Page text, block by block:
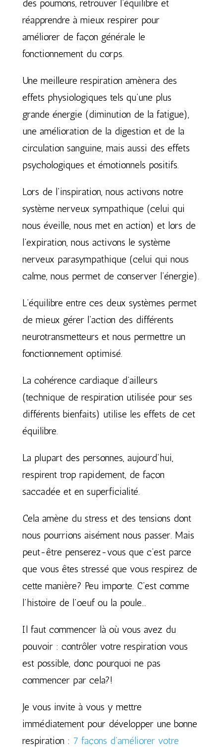
des poumons, retrouver l’équilibre et
réapprendre à mieux respirer pour
améliorer de façon générale le
fonctionnement du corps.
Une meilleure respiration amènera des
effets physiologiques tels qu’une plus
grande énergie (diminution de la fatigue),
une amélioration de la digestion et de la
circulation sanguine, mais aussi des effets
psychologiques et émotionnels positifs.
Lors de l’inspiration, nous activons notre
système nerveux sympathique (celui qui
nous éveille, nous met en action) et lors de
l’expiration, nous activons le système
nerveux parasympathique (celui qui nous
calme, nous permet de conserver l’énergie).
L’équilibre entre ces deux systèmes permet
de mieux gérer l’action des différents
neurotransmetteurs et nous permettre un
fonctionnement optimisé.
La cohérence cardiaque d’ailleurs
(technique de respiration utilisée pour ses
différents bienfaits) utilise les effets de cet
équilibre.
La plupart des personnes, aujourd’hui,
respirent trop rapidement, de façon
saccadée et en superficialité.
Cela amène du stress et des tensions dont
nous pourrions aisément nous passer. Mais
peut-être penserez-vous que c’est parce
que vous êtes stressé que vous respirez de
cette manière? Peu importe. C’est comme
l’histoire de l’oeuf ou la poule…
Il faut commencer là où vous avez du
pouvoir : contrôler votre respiration vous
est possible, donc pourquoi ne pas
commencer par cela?!
Je vous invite à vous y mettre
immédiatement pour développer une bonne
respiration : 7 façons d’améliorer votre